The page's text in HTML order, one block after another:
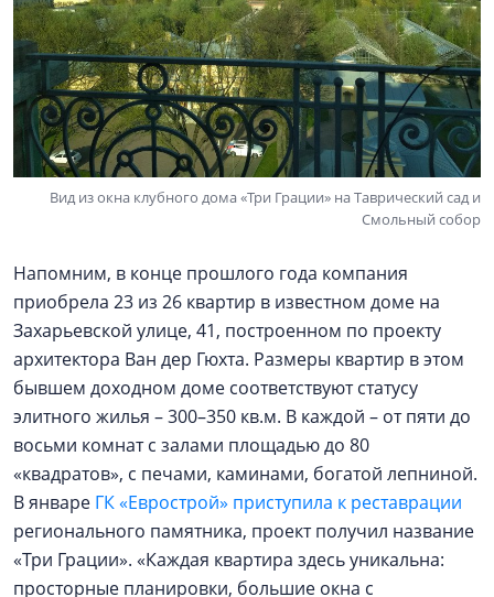
Вид из окна клубного дома «Три Грации» на Таврический сад и
Смольный собор
Напомним, в конце прошлого года компания
приобрела 23 из 26 квартир в известном доме на
Захарьевской улице, 41, построенном по проекту
архитектора Ван дер Гюхта. Размеры квартир в этом
бывшем доходном доме соответствуют статусу
элитного жилья – 300–350 кв.м. В каждой – от пяти до
восьми комнат с залами площадью до 80
«квадратов», с печами, каминами, богатой лепниной.
В январе ГК «Еврострой» приступила к реставрации
регионального памятника, проект получил название
«Три Грации». «Каждая квартира здесь уникальна:
просторные планировки, большие окна с